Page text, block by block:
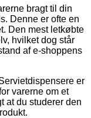
bragt til din
Denne er ofte en
Den mest letkøbte
hvilket dog står
af e-shoppens
er
varerne om et
at du studerer den